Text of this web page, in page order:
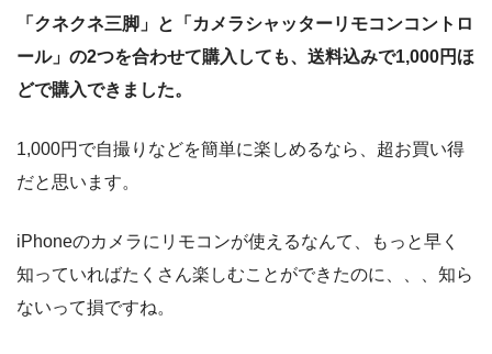
「クネクネ三脚」と「カメラシャッターリモコンコントロ
ール」の2つを合わせて購入しても、送料込みで1,000円ほ
どで購入できました。
1,000円で自撮りなどを簡単に楽しめるなら、超お買い得
だと思います。
iPhoneのカメラにリモコンが使えるなんて、もっと早く
知っていればたくさん楽しむことができたのに、、、知ら
ないって損ですね。